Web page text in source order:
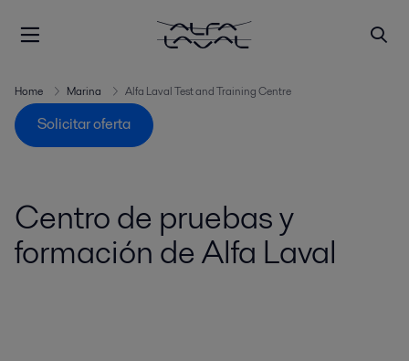
Home Marina Alfa Laval Test and Training Centre
Solicitar oferta
Centro de pruebas y
formación de Alfa Laval